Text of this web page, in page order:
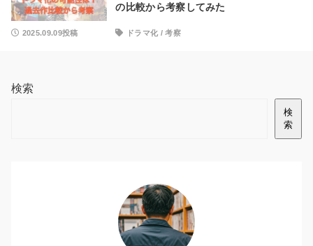
の比較から考察してみた
2025.09.09投稿 ドラマ化 /考察
検索
検
索